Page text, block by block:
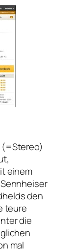
(=Stereo)
einem
den
teure
die
mal